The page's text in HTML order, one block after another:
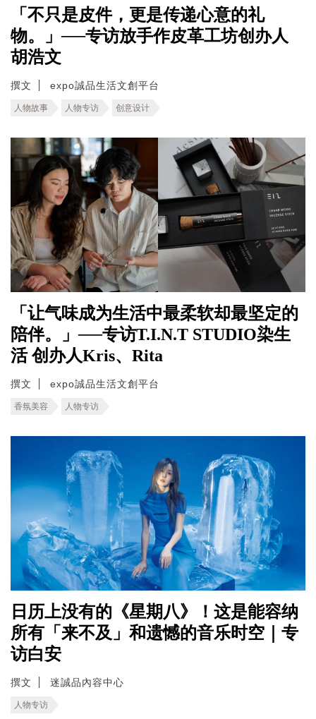
「不只是皮件，更是传递心意的礼
物。」──专访放手作皮革工坊创办人
胡浩文
撰文 expo誠品生活文創平台
人物故事 人物专访 创意设计
「让气味成为生活中最柔软却最坚定的
陪伴。」──专访T.I.N.T STUDIO染生
活 创办人Kris、Rita
撰文 expo誠品生活文創平台
香氛美容 人物专访
日历上没有的《星期八》！这是能容纳
所有「来不及」和遗憾的音乐时空｜专
访白安
撰文 迷誠品內容中心
人物专访